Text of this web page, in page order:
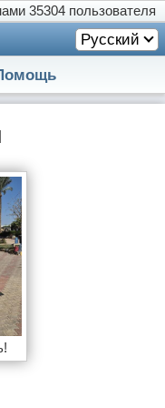
35304 пользователя
Русский